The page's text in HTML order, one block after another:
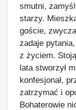
smutni,
starzy.
goście,
zadaje
z życiem.
lata stworzył
konfesjonał,
zatrzymać i
Bohaterowie